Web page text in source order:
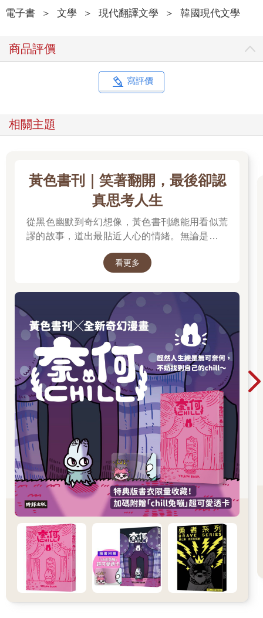
沉默
「來，念念看。」
戴著厚重銀框眼鏡的男人面帶微笑說道。
女人的嘴唇微微顫抖，用舌尖潤了潤下唇，安靜地快速搓揉胸前
交握的雙手。她張開嘴又閉上，屏住呼吸後又深吸一口氣。男人
女人的眼皮顫動，有如昆蟲猛烈摩擦翅膀。她用力閉上眼再睜
女人身著高領黑毛衣配黑褲，椅背上掛著的外套也是黑的，塞在
黑色大布袋裡的圍巾是黑毛線織的。她穿著一身猶如剛離開喪家
的服裝，粗糙的臉龐消瘦得像尊刻意捏長的泥塑相。
女人既不年輕，也稱不上特別美麗。她雖然有慧黠的眼神，但因
為眼皮不斷抽動，讓人難以察覺她的神采。她的肩膀和背脊歪斜
佝僂，彷彿想逃離世界縮進黑衣裡，而她的指甲則是剪到短得過
分。左手腕上纏著的暗紅色天鵝絨髮圈，是她全身上下唯一有色
「大家一起念吧。」
男人再也等不了女人的回答，將目光平均投向其他人：和她坐同
一排的稚氣大學生、身體半藏在柱子後的中年男子，以及蜷縮著
坐在窗邊的壯碩青年。
「埃莫斯、黑梅特洛斯，我的、我們的。」
三名學生害羞地低聲複誦。
「索斯、西梅特洛斯，你的、你們的。」
站在講台上的男人，看起來大約是三十五歲至四十歲之間。他的
身材略顯矮小，眉毛與人中的線條分明，嘴角上掛著一抹克制情
緒的淡淡微笑。他身上的深栗色燈心絨外套肘部有淺褐色皮革補
丁，略短的袖長露出一截手腕。女人默默抬頭望著他左眼眶到嘴
角間那道隱約細長的曲線疤痕，記得第一堂課看到時，她曾覺得
那道疤就像張古地圖，標示著從前淚水流經的路徑。
透過淡綠色的厚重鏡片，男人的眼睛凝視著女人緊閉的唇。他嘴
角的微笑消失，撇過僵硬的臉，在黑板上快速寫下簡短的希臘語
句，還來不及標重音，粉筆就斷成兩截掉下去。
去年晚春，女人用沾滿粉筆灰的手撐著黑板站著，過了一分多
鐘，她卻始終找不著下一個該說的字，學生開始騷動。她瞪大眼
睛，沒看向學生、天花板或窗外，而是凝視著正前方的虛空。
「老師，妳還好嗎？」
坐在最前排的女學生問。女學生頂著一頭捲髮，眼神有點可愛。
女人試圖擠出笑容，然而她也只是眼皮稍微抽了一下而已。她緊
電子書 ＞ 文學 ＞ 現代翻譯文學 ＞ 韓國現代文學
商品評價
寫評價
相關主題
黃色書刊｜笑著翻開，最後卻認
真思考人生
從黑色幽默到奇幻想像，黃色書刊總能用看似荒
謬的故事，道出最貼近人心的情緒。無論是人生
的瞬間，都在他的筆下化成令人會心一笑、又忍
男子變成兔子的異世界冒險，開啟全新故事篇
章，更推出限量書衣版值得收藏。無論是第一次
認識黃色書刊，或想一次補齊歷年代表作，這裡
都是走進黃色書刊漫畫世界的最佳入口。
看更多